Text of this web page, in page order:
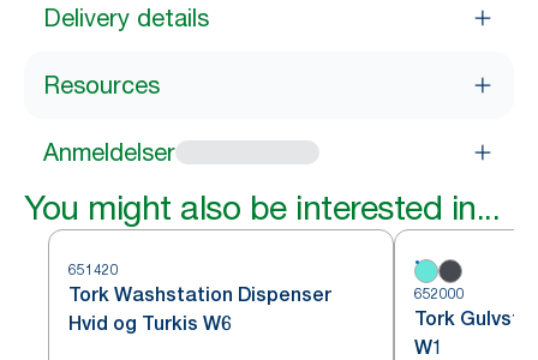
Delivery details
Resources
Anmeldelser
You might also be interested in...
651420
Tork Washstation Dispenser
Hvid og Turkis W6
652000
Tork
W1